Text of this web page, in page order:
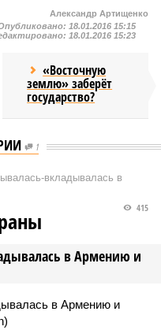
Александр Артищенко
18.01.2016 15:15
18.01.2016 15:23
«Восточную
землю» заберёт
государство?
1
вкладывалась в
в Армению и
415